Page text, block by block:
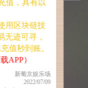
视讯
值，具有以
用区块链技
无迹可寻，
值秒到账。
APP）
认证后即可买
易是客户之
新葡京娱乐场
2022/07/09
存款